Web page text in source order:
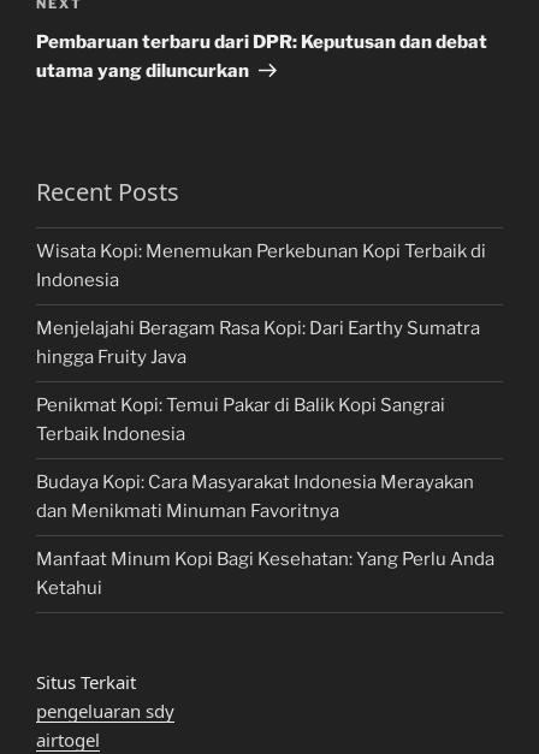
Next
Post
Pembaruan terbaru dari DPR: Keputusan dan debat
utama yang diluncurkan
Recent Posts
Wisata Kopi: Menemukan Perkebunan Kopi Terbaik di
Indonesia
Menjelajahi Beragam Rasa Kopi: Dari Earthy Sumatra
hingga Fruity Java
Penikmat Kopi: Temui Pakar di Balik Kopi Sangrai
Terbaik Indonesia
Budaya Kopi: Cara Masyarakat Indonesia Merayakan
dan Menikmati Minuman Favoritnya
Manfaat Minum Kopi Bagi Kesehatan: Yang Perlu Anda
Ketahui
Situs Terkait
pengeluaran sdy
airtogel